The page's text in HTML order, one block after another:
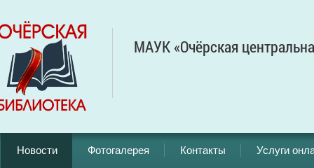
МАУК «Очёрская
Новости Фотогалерея Контакты Услуги